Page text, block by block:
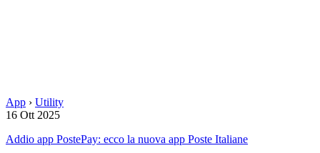
App › Utility
16 Ott 2025
Addio app PostePay: ecco la nuova app Poste Italiane